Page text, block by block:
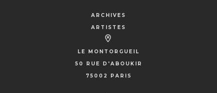
ARCHIVES
ARTISTES
LE MONTORGUEIL
50 RUE D'ABOUKIR
75002 PARIS